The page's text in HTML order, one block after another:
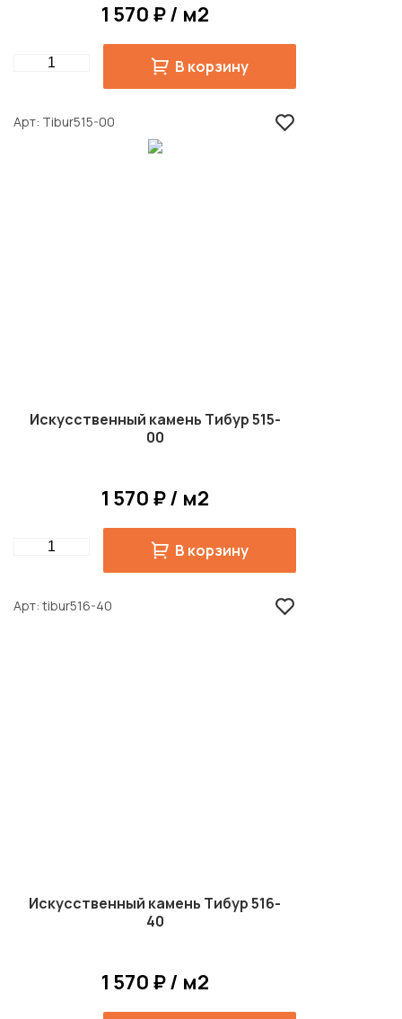
1 570 ₽ / м2
Quantity В корзину
Арт Tibur515-00
Искусственный камень Тибур 515-
00
1 570 ₽ / м2
Quantity В корзину
Арт tibur516-40
Искусственный камень Тибур 516-
40
1 570 ₽ / м2